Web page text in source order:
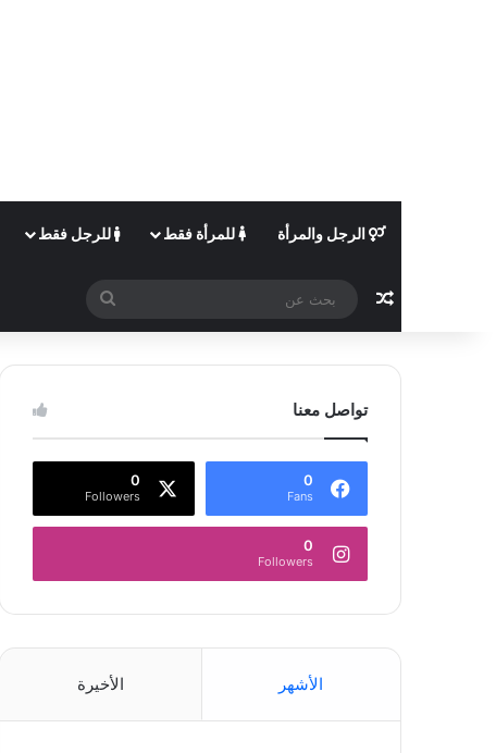
الرجل والمرأة للمرأة فقط للرجل فقط
مقال عشوائي
بحث
عن
تواصل معنا
0
Fans
0
Followers
0
Followers
الأشهر الأخيرة